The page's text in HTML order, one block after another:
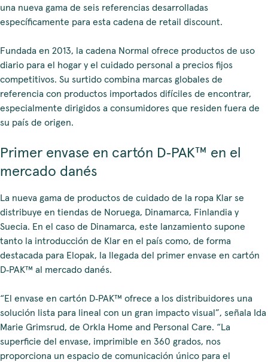
una nueva gama de seis referencias desarrolladas
específicamente para esta cadena de retail discount.
Fundada en 2013, la cadena Normal ofrece productos de uso
diario para el hogar y el cuidado personal a precios fijos
competitivos. Su surtido combina marcas globales de
referencia con productos importados difíciles de encontrar,
especialmente dirigidos a consumidores que residen fuera de
su país de origen.
Primer envase en cartón D‑PAK™ en el
mercado danés
La nueva gama de productos de cuidado de la ropa Klar se
distribuye en tiendas de Noruega, Dinamarca, Finlandia y
Suecia. En el caso de Dinamarca, este lanzamiento supone
tanto la introducción de Klar en el país como, de forma
destacada para Elopak, la llegada del primer envase en cartón
D‑PAK™ al mercado danés.
“El envase en cartón D‑PAK™ ofrece a los distribuidores una
solución lista para lineal con un gran impacto visual”, señala Ida
Marie Grimsrud, de Orkla Home and Personal Care. “La
superficie del envase, imprimible en 360 grados, nos
proporciona un espacio de comunicación único para el